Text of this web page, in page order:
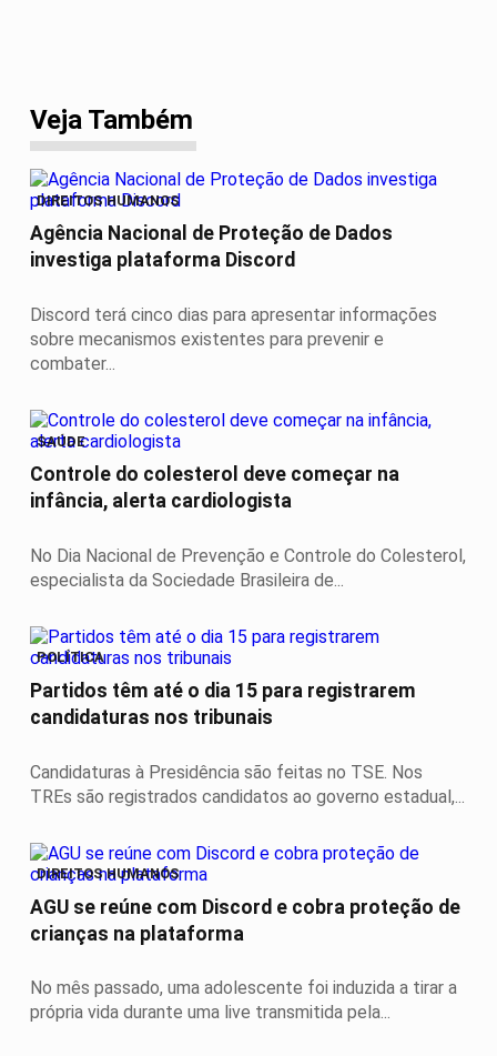
Veja Também
DIREITOS HUMANOS
Agência Nacional de Proteção de Dados
investiga plataforma Discord
Discord terá cinco dias para apresentar informações
sobre mecanismos existentes para prevenir e
combater...
SAÚDE
Controle do colesterol deve começar na
infância, alerta cardiologista
No Dia Nacional de Prevenção e Controle do Colesterol,
especialista da Sociedade Brasileira de...
POLÍTICA
Partidos têm até o dia 15 para registrarem
candidaturas nos tribunais
Candidaturas à Presidência são feitas no TSE. Nos
TREs são registrados candidatos ao governo estadual,...
DIREITOS HUMANOS
AGU se reúne com Discord e cobra proteção de
crianças na plataforma
No mês passado, uma adolescente foi induzida a tirar a
própria vida durante uma live transmitida pela...